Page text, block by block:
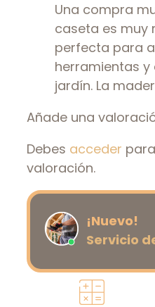
Una compra
caseta es muy
perfecta para
herramientas
jardín. La
Añade una
Debes acceder
valoración.
¡Nuevo!
Servicio